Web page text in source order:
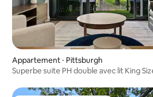
Appartement ⋅ Pittsburgh
Superbe suite PH double avec lit King